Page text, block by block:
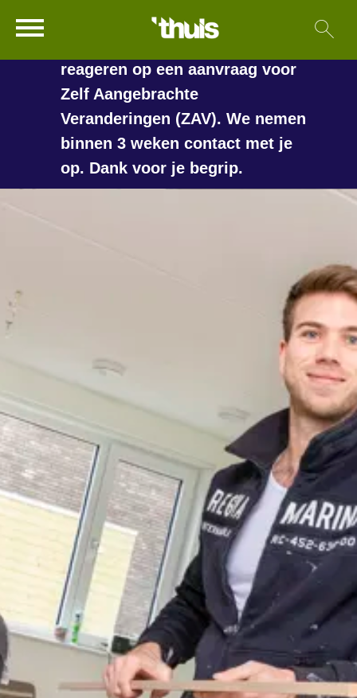
Naar hoofdinhoud
Naar hoofdnavigatiemenu
Naar zoeken
Naar de homepage
Ga naar Hoofd
langer duren voordat we
reageren op een aanvraag voor
Zelf Aangebrachte
Veranderingen (ZAV). We nemen
binnen 3 weken contact met je
op. Dank voor je begrip.